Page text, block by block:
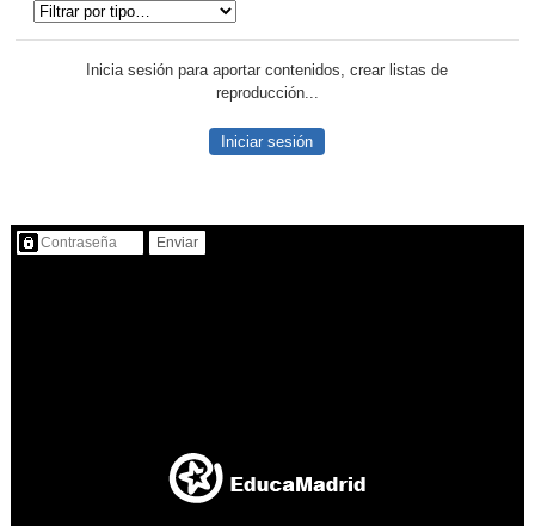
Inicia sesión para aportar contenidos, crear listas de
reproducción...
Iniciar sesión
Contenido protegido…